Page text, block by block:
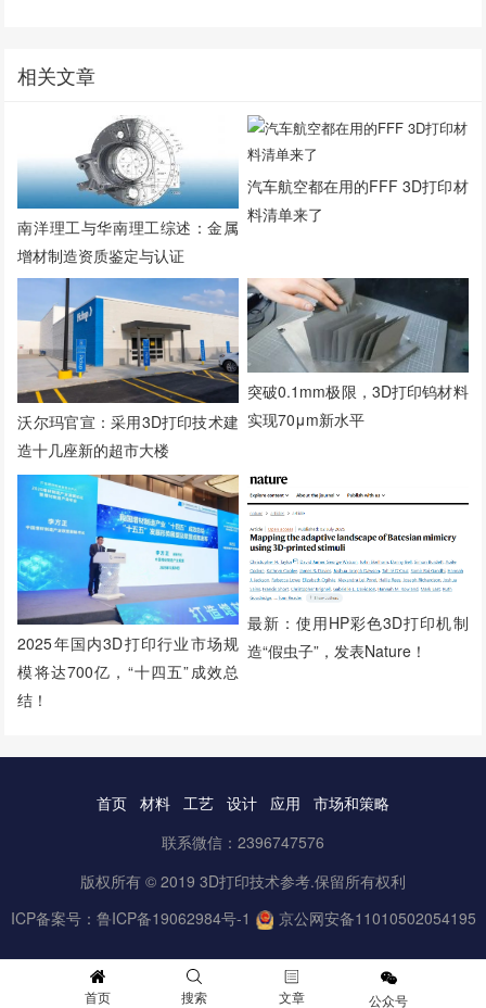
相关文章
南洋理工与华南理工综述：金属
增材制造资质鉴定与认证
汽车航空都在用的FFF 3D打印材
料清单来了
沃尔玛官宣：采用3D打印技术建
造十几座新的超市大楼
突破0.1mm极限，3D打印钨材料
实现70μm新水平
2025年国内3D打印行业市场规
模将达700亿，“十四五”成效总
结！
最新：使用HP彩色3D打印机制
造“假虫子”，发表Nature！
首页 材料 工艺 设计 应用
市场和策略
联系微信：2396747576
版权所有 © 2019 3D打印技术参考.保留所有权利
ICP备案号： 鲁ICP备19062984号-1 京公网安备11010502054195
首页 搜索 文章 公众号